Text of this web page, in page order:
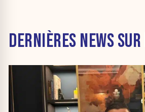
DERNIÈRES NEWS SUR